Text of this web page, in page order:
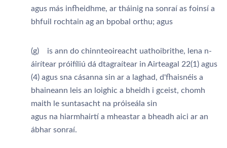
agus más infheidhme, ar tháinig na sonraí as foinsí a
bhfuil rochtain ag an bpobal orthu; agus
(g) is ann do chinnteoireacht uathoibrithe, lena n-
áirítear próifíliú dá dtagraítear in Airteagal 22(1) agus
(4) agus sna cásanna sin ar a laghad, d'fhaisnéis a
bhaineann leis an loighic a bheidh i gceist, chomh
maith le suntasacht na próiseála sin
agus na hiarmhairtí a mheastar a bheadh aici ar an
ábhar sonraí.